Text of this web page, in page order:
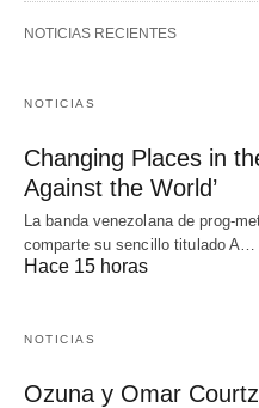
NOTICIAS RECIENTES
NOTICIAS
Changing Places in
Against the World’
La banda venezolana de prog-
comparte su sencillo titulado A…
Hace 15 horas
NOTICIAS
Ozuna y Omar